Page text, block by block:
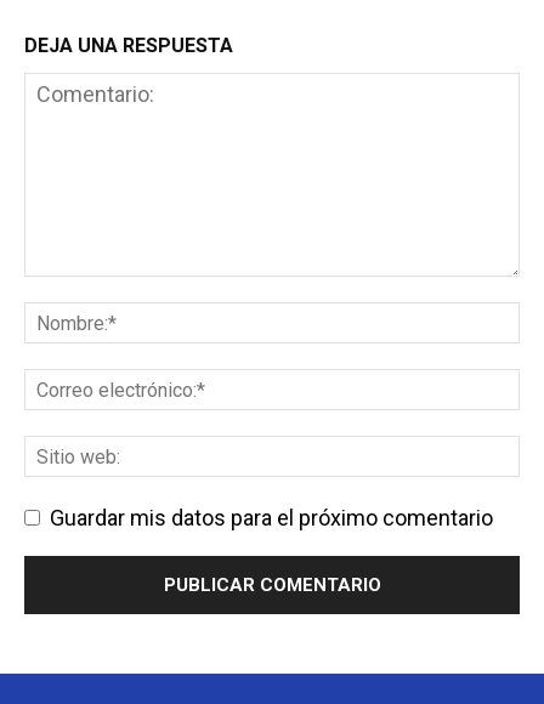
DEJA UNA RESPUESTA
Guardar mis datos para el próximo comentario